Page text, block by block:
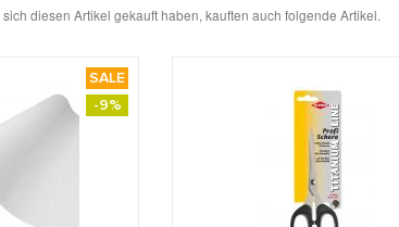
diesen Artikel gekauft haben, kauften auch folgende Artikel.
SALE
-9%